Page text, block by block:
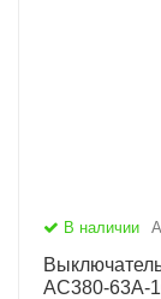
В наличии
AC380-63А-